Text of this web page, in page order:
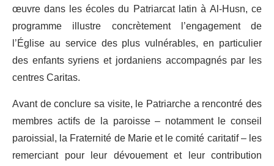
œuvre dans les écoles du Patriarcat latin à Al-Husn, ce
programme illustre concrètement l’engagement de
l’Église au service des plus vulnérables, en particulier
des enfants syriens et jordaniens accompagnés par les
centres Caritas.
Avant de conclure sa visite, le Patriarche a rencontré des
membres actifs de la paroisse – notamment le conseil
paroissial, la Fraternité de Marie et le comité caritatif – les
remerciant pour leur dévouement et leur contribution